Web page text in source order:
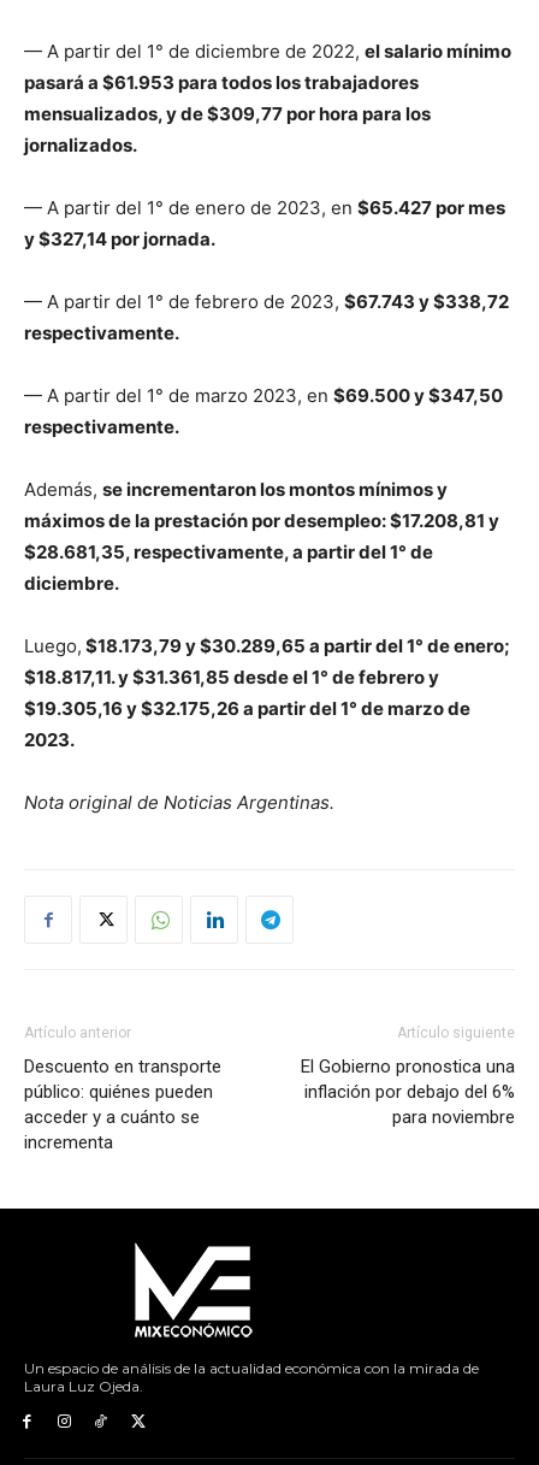
— A partir del 1° de diciembre de 2022, el salario mínimo
pasará a $61.953 para todos los trabajadores
mensualizados, y de $309,77 por hora para los
jornalizados.
— A partir del 1° de enero de 2023, en $65.427 por mes
y $327,14 por jornada.
— A partir del 1° de febrero de 2023, $67.743 y $338,72
respectivamente.
— A partir del 1° de marzo 2023, en $69.500 y $347,50
respectivamente.
Además, se incrementaron los montos mínimos y
máximos de la prestación por desempleo: $17.208,81 y
$28.681,35, respectivamente, a partir del 1° de
diciembre.
Luego, $18.173,79 y $30.289,65 a partir del 1° de enero;
$18.817,11. y $31.361,85 desde el 1° de febrero y
$19.305,16 y $32.175,26 a partir del 1° de marzo de
2023.
Nota original de Noticias Argentinas.
Artículo anterior
Descuento en transporte
público: quiénes pueden
acceder y a cuánto se
incrementa
Artículo siguiente
El Gobierno pronostica una
inflación por debajo del 6%
para noviembre
Un espacio de análisis de la actualidad económica con la mirada de
Laura Luz Ojeda.